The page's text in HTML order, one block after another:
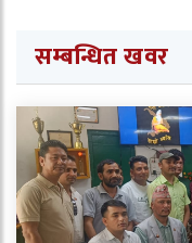
सम्बन्धित खवर